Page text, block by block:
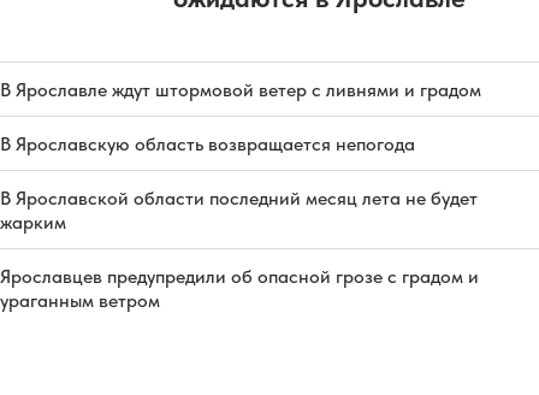
В Ярославле ждут штормовой ветер с ливнями и градом
В Ярославскую область возвращается непогода
В Ярославской области последний месяц лета не будет
жарким
Ярославцев предупредили об опасной грозе с градом и
ураганным ветром